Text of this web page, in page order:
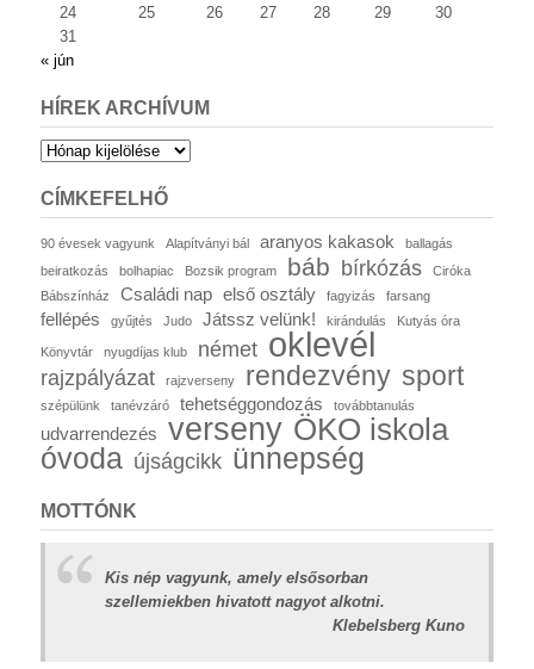
24
25 26 27 28 29
30
31
« jún
HÍREK ARCHÍVUM
Hírek
CÍMKEFELHŐ
90 évesek vagyunk Alapítványi bál aranyos kakasok
ballagás
beiratkozás
bolhapiac Bozsik program báb bírkózás
Ciróka
Bábszínház
Családi nap első osztály fagyizás farsang
fellépés gyűjtés Judo Játssz velünk! kirándulás Kutyás óra
Könyvtár nyugdíjas klub német oklevél
rajzpályázat rajzverseny rendezvény sport
szépülünk tanévzáró tehetséggondozás továbbtanulás
udvarrendezés verseny ÖKO iskola
óvoda újságcikk ünnepség
MOTTÓNK
Kis nép vagyunk, amely elsősorban
szellemiekben hivatott nagyot alkotni.
Klebelsberg Kuno